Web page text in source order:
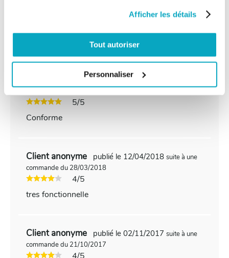
Afficher les détails
Tout autoriser
Personnaliser
petite facile a mettre dans sa poche
Client anonyme publié le 10/08/2018
5/5
Conforme
Client anonyme publié le 12/04/2018 suite à une
commande du 28/03/2018
4/5
tres fonctionnelle
Client anonyme publié le 02/11/2017 suite à une
commande du 21/10/2017